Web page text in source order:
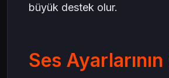
büyük destek olur.
Ses